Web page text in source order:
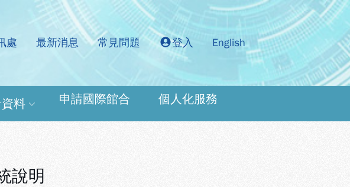
處 最新消息 常見問題 登入 English
料 申請國際館合 個人化服務
說明